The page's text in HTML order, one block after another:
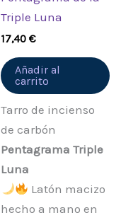
Triple Luna
17,40€
Añadir al
carrito
Tarro de incienso
de carbón
Pentagrama Triple
Luna
Latón macizo
hecho a mano en